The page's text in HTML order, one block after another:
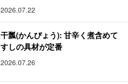
2026.07.22
干瓢(かんぴょう): 甘辛く煮含めて
すしの具材が定番
2026.07.26